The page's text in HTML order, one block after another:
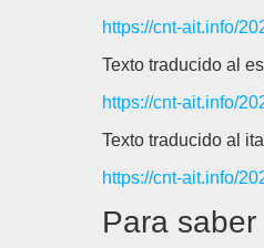
https://cnt-ait.info/
Texto traducido al
https://cnt-ait.info/
Texto traducido al
https://cnt-ait.info/
Para